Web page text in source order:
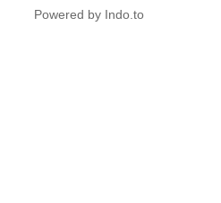
Powered by Indo.to